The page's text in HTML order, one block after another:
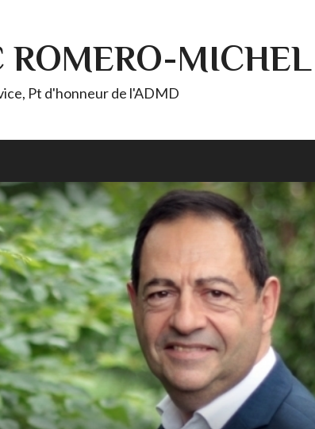
ROMERO-MICHEL
Pt d'honneur de l'ADMD